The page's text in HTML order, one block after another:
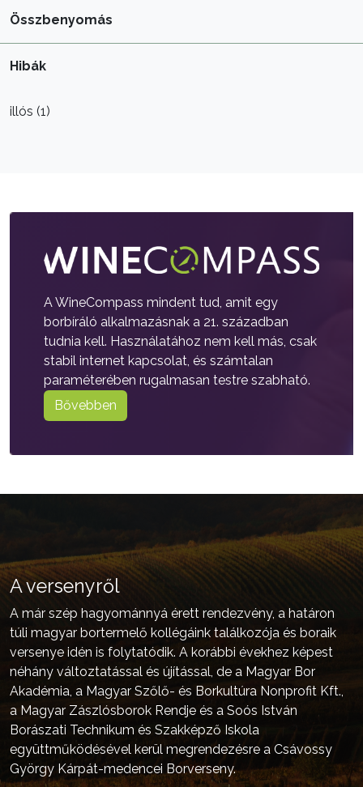
Összbenyomás
Hibák
illós (1)
A WineCompass mindent tud, amit egy
borbíráló alkalmazásnak a 21. században
tudnia kell. Használatához nem kell más, csak
stabil internet kapcsolat, és számtalan
paraméterében rugalmasan testre szabható.
Bővebben
A versenyről
A már szép hagyománnyá érett rendezvény, a határon
túli magyar bortermelő kollégáink találkozója és boraik
versenye idén is folytatódik. A korábbi évekhez képest
néhány változtatással és újítással, de a Magyar Bor
Akadémia, a Magyar Szőlő- és Borkultúra Nonprofit Kft.,
a Magyar Zászlósborok Rendje és a Soós István
Borászati Technikum és Szakképző Iskola
együttműködésével kerül megrendezésre a Csávossy
György Kárpát-medencei Borverseny.